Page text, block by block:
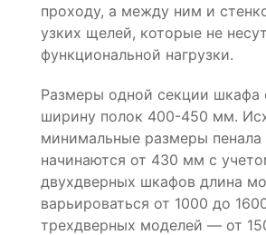
проходу, а между ним и
узких щелей, которые не несут
функциональной нагрузки.
Размеры одной секции
ширину полок 400-450 мм.
минимальные размеры
начинаются от 430 мм с
двухдверных шкафов длина
варьироваться от 1000 до
трехдверных моделей — от